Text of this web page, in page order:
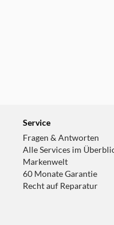
Service
Fragen & Antworten
Alle Services im
Markenwelt
60 Monate Garantie
Recht auf Reparatur